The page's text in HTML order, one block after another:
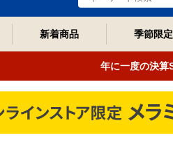
新着商品 季節限定
年に一度の決算